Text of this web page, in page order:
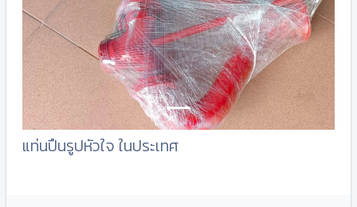
แท่นปืนรูปหัวใจ ในประเทศ